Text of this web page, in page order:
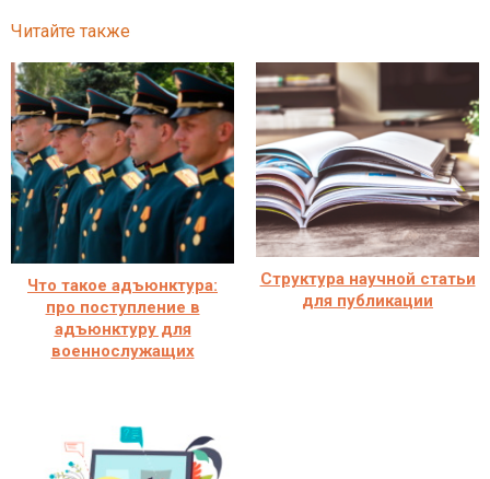
Читайте также
Что такое адъюнктура:
про поступление в
адъюнктуру для
военнослужащих
Структура научной статьи
для публикации